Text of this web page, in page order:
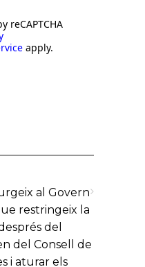
reCAPTCHA
apply.
al Govern
restringeix la
del
del Consell de
i aturar els